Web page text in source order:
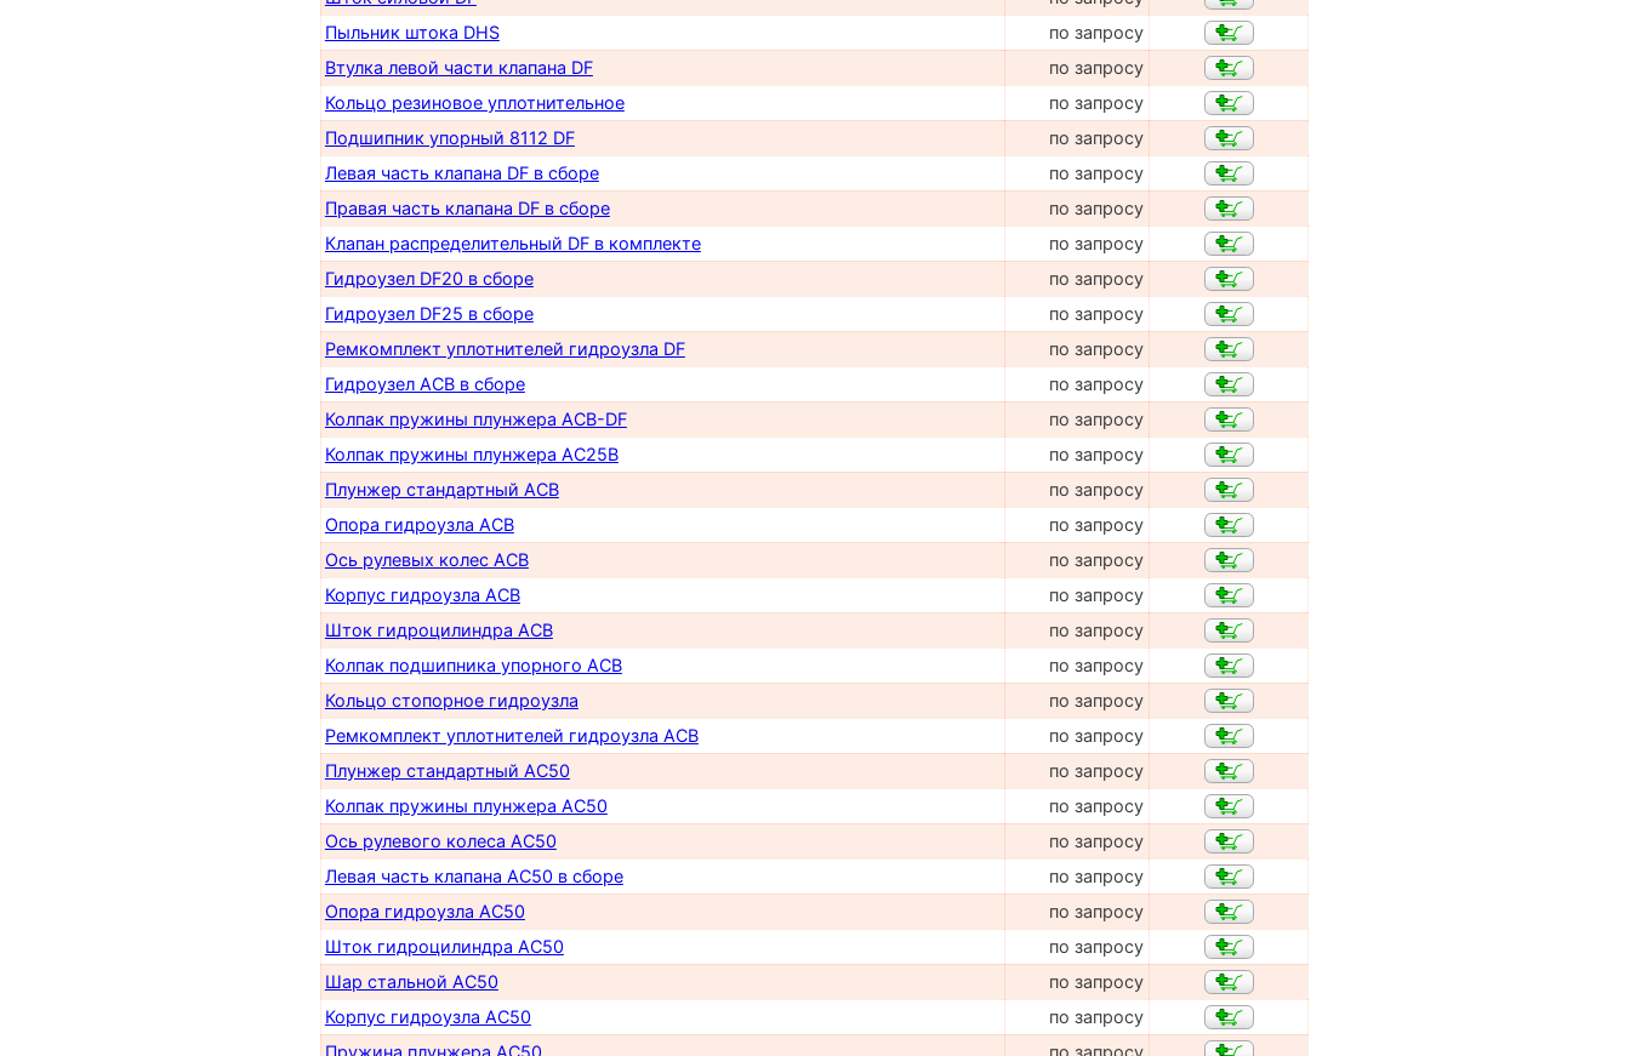
Пыльник штока DHS
по запросу
Втулка левой части клапана DF
по запросу
Кольцо резиновое уплотнительное
по запросу
Подшипник упорный 8112 DF
по запросу
Левая часть клапана DF в сборе
по запросу
Правая часть клапана DF в сборе
по запросу
Клапан распределительный DF в комплекте
по запросу
Гидроузел DF20 в сборе
по запросу
Гидроузел DF25 в сборе
по запросу
Ремкомплект уплотнителей гидроузла DF
по запросу
Гидроузел АСB в сборе
по запросу
Колпак пружины плунжера ACB-DF
по запросу
Колпак пружины плунжера AC25B
по запросу
Плунжер стандартный ACB
по запросу
Опора гидроузла ACB
по запросу
Ось рулевых колес ACB
по запросу
Корпус гидроузла ACB
по запросу
Шток гидроцилиндра ACB
по запросу
Колпак подшипника упорного ACB
по запросу
Кольцо стопорное гидроузла
по запросу
Ремкомплект уплотнителей гидроузла ACB
по запросу
Плунжер стандартный AC50
по запросу
Колпак пружины плунжера AC50
по запросу
Ось рулевого колеса AC50
по запросу
Левая часть клапана AC50 в сборе
по запросу
Опора гидроузла AC50
по запросу
Шток гидроцилиндра AC50
по запросу
Шар стальной AC50
по запросу
Корпус гидроузла AC50
по запросу